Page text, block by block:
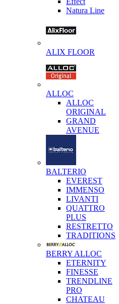
Natura Line
ALIX FLOOR
ALLOC
ALLOC
ORIGINAL
GRAND
AVENUE
BALTERIO
EVEREST
IMMENSO
LIVANTI
QUATTRO
PLUS
RESTRETTO
TRADITIONS
BERRY ALLOC
ETERNITY
FINESSE
TRENDLINE
PRO
CHATEAU